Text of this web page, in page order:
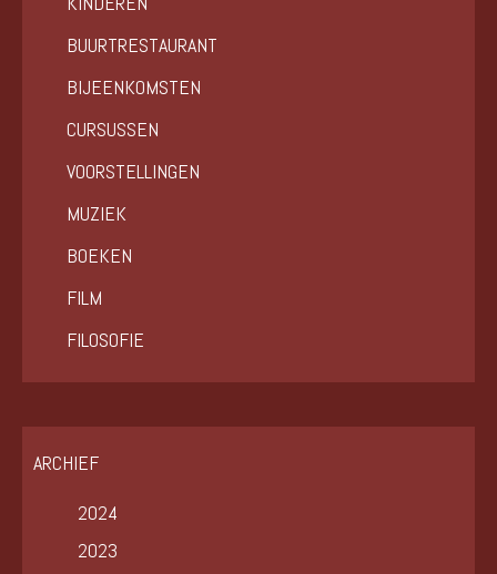
BUURTRESTAURANT
BIJEENKOMSTEN
CURSUSSEN
VOORSTELLINGEN
MUZIEK
BOEKEN
FILM
FILOSOFIE
ARCHIEF
2024
2023